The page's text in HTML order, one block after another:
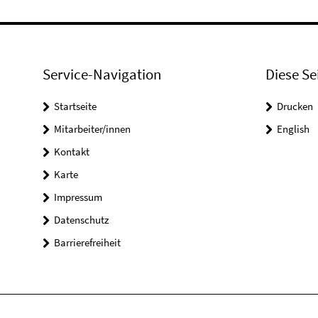
Service-Navigation
Startseite
Mitarbeiter/innen
Kontakt
Karte
Impressum
Datenschutz
Barrierefreiheit
Diese
Drucken
English